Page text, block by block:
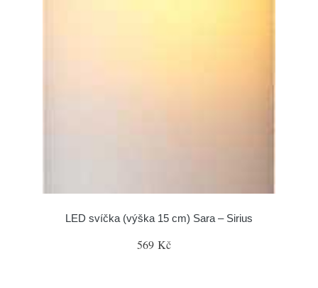
LED svíčka (výška 15 cm) Sara – Sirius
569 Kč